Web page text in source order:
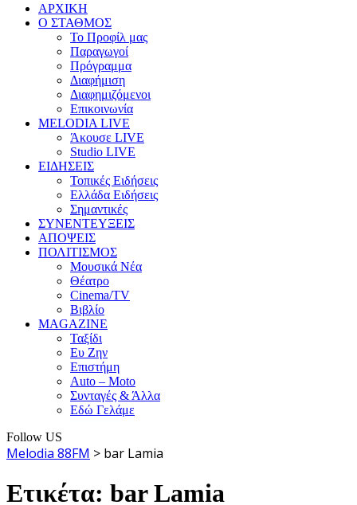
ΑΡΧΙΚΗ
Ο ΣΤΑΘΜΟΣ
Το Προφίλ μας
Παραγωγοί
Πρόγραμμα
Διαφήμιση
Διαφημιζόμενοι
Επικοινωνία
MELODIA LIVE
Άκουσε LIVE
Studio LIVE
ΕΙΔΗΣΕΙΣ
Τοπικές Ειδήσεις
Ελλάδα Ειδήσεις
Σημαντικές
ΣΥΝΕΝΤΕΥΞΕΙΣ
ΑΠΟΨΕΙΣ
ΠΟΛΙΤΙΣΜΟΣ
Μουσικά Νέα
Θέατρο
Cinema/TV
Βιβλίο
MAGAZINE
Ταξίδι
Ευ Ζην
Επιστήμη
Auto – Moto
Συνταγές & Άλλα
Εδώ Γελάμε
Follow US
Melodia 88FM > bar Lamia
Ετικέτα: bar Lamia